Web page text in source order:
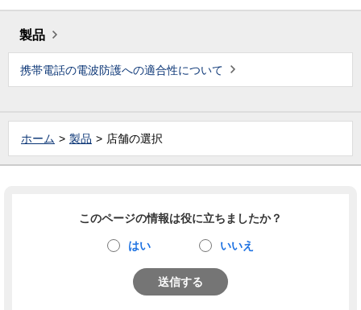
製品
携帯電話の電波防護への適合性について
ホーム 製品 店舗の選択
このページの情報は役に立ちましたか？
はい いいえ
送信する